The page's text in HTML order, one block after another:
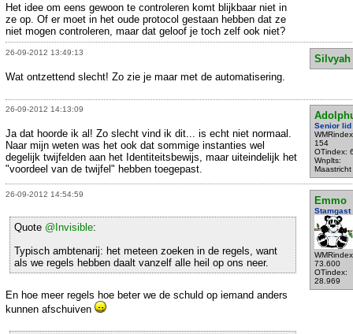
Het idee om eens gewoon te controleren komt blijkbaar niet in
ze op. Of er moet in het oude protocol gestaan hebben dat ze
niet mogen controleren, maar dat geloof je toch zelf ook niet?
26-09-2012 13:49:13
Silvyah
Wat ontzettend slecht! Zo zie je maar met de automatisering.
26-09-2012 14:13:09
Senior lid
154
OTindex:
Wnplts:
Maastricht
Ja dat hoorde ik al! Zo slecht vind ik dit... is echt niet normaal.
Naar mijn weten was het ook dat sommige instanties wel
degelijk twijfelden aan het Identiteitsbewijs, maar uiteindelijk het
"voordeel van de twijfel" hebben toegepast.
26-09-2012 14:54:59
Emmo
Stamgast
73.600
OTindex:
28.969
Quote @Invisible:
Typisch ambtenarij: het meteen zoeken in de regels, want
als we regels hebben daalt vanzelf alle heil op ons neer.
En hoe meer regels hoe beter we de schuld op iemand anders
kunnen afschuiven